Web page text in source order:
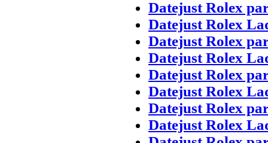
Datejust Rolex
Datejust Rolex
Datejust Rolex
Datejust Rolex
Datejust Rolex
Datejust Rolex
Datejust Rolex
Datejust Rolex